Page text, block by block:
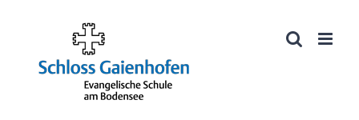
Werkzeugleiste öffnen
springen